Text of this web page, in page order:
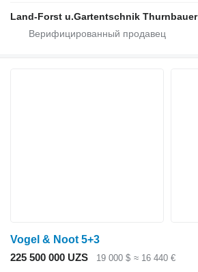
Land-Forst u.Gartentschnik Thurnbauer
Vogel & Noot 5+3
225 500 000 UZS
19 000 $ ≈ 16 440 €